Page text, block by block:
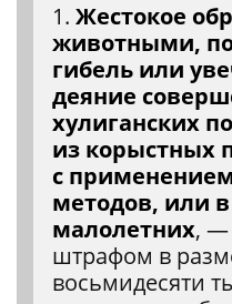
1. Жестокое
животными,
гибель или
деяние
хулиганских
из корыстных
с
методов, или
малолетних, —
штрафом в
восьмидесяти